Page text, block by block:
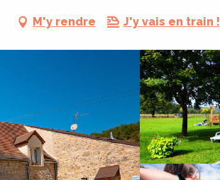
M'y rendre J'y vais en train !